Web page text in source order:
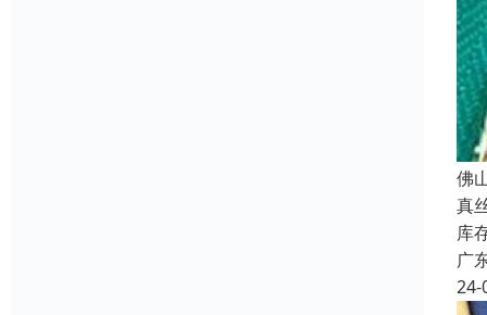
佛
真
库
广
24-